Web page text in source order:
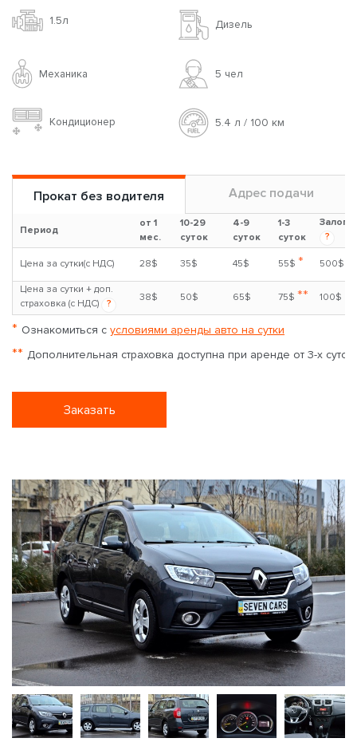
1.5л Дизель
Механика 5 чел
Кондиционер 5.4 л / 100 км
Прокат без водителя Адрес подачи
Период
от 1
мес.
10-29
суток
4-9
суток
1-3
суток
Залог
?
Цена за сутки(с НДС) 28$ 35$ 45$ 55$ * 500$
Цена за сутки + доп.
страховка (с НДС)
?
38$ 50$ 65$ 75$ ** 100$
* Ознакомиться с условиями аренды авто на сутки
** Дополнительная страховка доступна при аренде от 3-х суток
Заказать